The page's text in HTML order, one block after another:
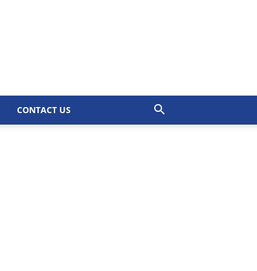
CONTACT US